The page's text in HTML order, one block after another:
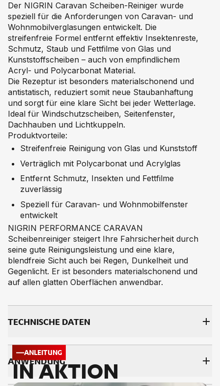
Der NIGRIN Caravan Scheiben-Reiniger wurde
speziell für die Anforderungen von Caravan- und
Wohnmobilverglasungen entwickelt. Die
streifenfreie Formel entfernt effektiv Insektenreste,
Schmutz, Staub und Fettfilme von Glas und
Kunststoffscheiben – auch von empfindlichem
Acryl- und Polycarbonat Material.
Die Rezeptur ist besonders materialschonend und
antistatisch, reduziert somit neue Staubanhaftung
und sorgt für eine klare Sicht bei jeder Wetterlage.
Ideal für Windschutzscheiben, Seitenfenster,
Dachhauben und Lichtkuppeln.
Produktvorteile:
Streifenfreie Reinigung von Glas und Kunststoff
Verträglich mit Polycarbonat und Acrylglas
Entfernt Schmutz, Insekten und Fettfilme
zuverlässig
Speziell für Caravan- und Wohnmobilfenster
entwickelt
NIGRIN PERFORMANCE CARAVAN
Scheibenreiniger steigert Ihre Fahrsicherheit durch
seine gute Reinigungsleistung und eine klare,
blendfreie Sicht auch bei Regen, Dunkelheit und
Gegenlicht. Er ist besonders materialschonend und
auf allen glatten Oberflächen anwendbar.
TECH­NI­SCHE DA­TEN
AN­WEN­DUNG
ANLEITUNG
IN AKTION